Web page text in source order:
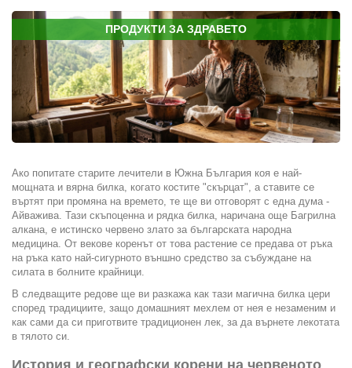
ПРОДУКТИ ЗА ЗДРАВЕТО
Ако попитате старите лечители в Южна България коя е най-
мощната и вярна билка, когато костите "скърцат", а ставите се
въртят при промяна на времето, те ще ви отговорят с една дума -
Айважива. Тази скъпоценна и рядка билка, наричана още Багрилна
алкана, е истинско червено злато за българската народна
медицина. От векове коренът от това растение се предава от ръка
на ръка като най-сигурното външно средство за събуждане на
силата в болните крайници.
В следващите редове ще ви разкажа как тази магична билка цери
според традициите, защо домашният мехлем от нея е незаменим и
как сами да си приготвите традиционен лек, за да върнете лекотата
в тялото си.
История и географски корени на червеното